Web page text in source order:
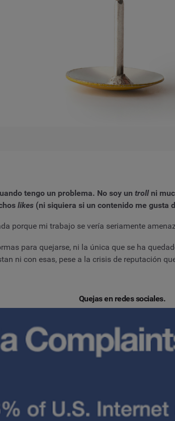
tengo un problema. No soy un trollni
likes (ni siquiera si un contenido me gusta
porque mi trabajo se vería seriamente
para quejarse, ni la única que se ha
ni con esas, pese a la crisis de reputación
Quejas en redes sociales.